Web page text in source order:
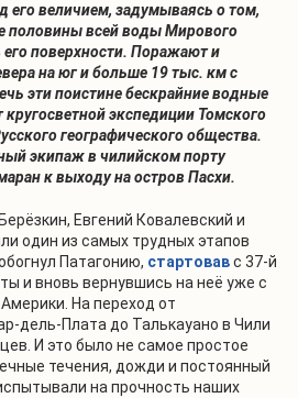
его величием, задумываясь о том,
половины всей воды Мирового
его поверхности. Поражают и
на юг и больше 19 тыс. км с
эти поистине бескрайние водные
кругосветной экспедиции Томского
географического общества.
экипаж в чилийском порту
к выходу на остров Пасхи.
Евгений Ковалевский и
один из самых трудных этапов
Патагонию, стартовавс 37-й
и вновь вернувшись на неё уже с
На переход от
дель-Плата до Талькауано в Чили
И это было не самое простое
течения, дожди и постоянный
на прочность наших